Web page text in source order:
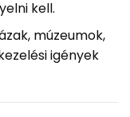
kell.
múzeumok,
igények